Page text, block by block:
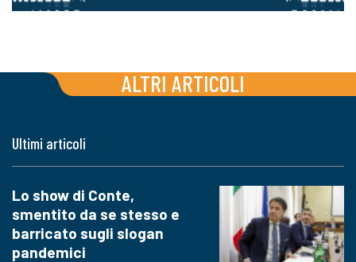
ALTRI ARTICOLI
Ultimi articoli
Lo show di Conte,
smentito da se stesso e
barricato sugli slogan
pandemici